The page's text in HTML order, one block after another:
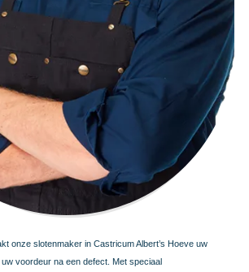
onze slotenmaker in Castricum Albert’s Hoeve uw
voordeur na een defect. Met speciaal